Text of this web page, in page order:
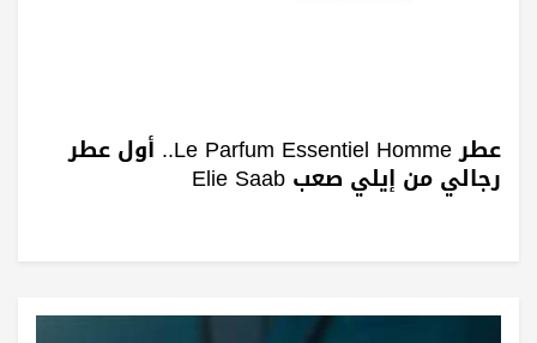
عطر Le Parfum Essentiel Homme.. أول عطر
رجالي من إيلي صعب Elie Saab